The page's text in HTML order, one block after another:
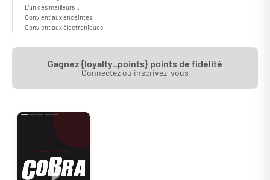
L'un des meilleurs !,
Convient aux enceintes,
Convient aux électroniques
Gagnez {loyalty_points} points de fidélité
Connectez ou inscrivez-vous